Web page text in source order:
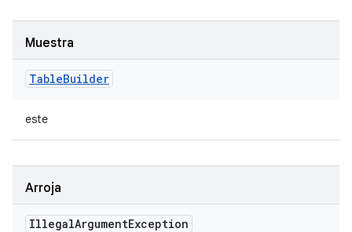
Muestra
TableBuilder
este
Arroja
IllegalArgumentException